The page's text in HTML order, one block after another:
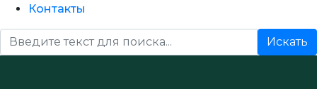
Контакты
Искать